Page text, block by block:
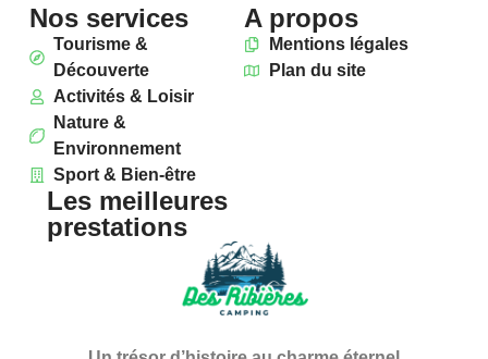
Nos services
Tourisme &
Découverte
Activités & Loisir
Nature &
Environnement
Sport & Bien-être
A propos
Mentions légales
Plan du site
Les meilleures
prestations